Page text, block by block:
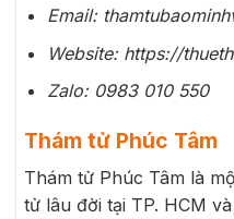
Email:
Website: https://
Zalo: 0983 010 550
Thám tử Phúc Tâm
Thám tử Phúc Tâm là
tử lâu đời tại TP. HCM